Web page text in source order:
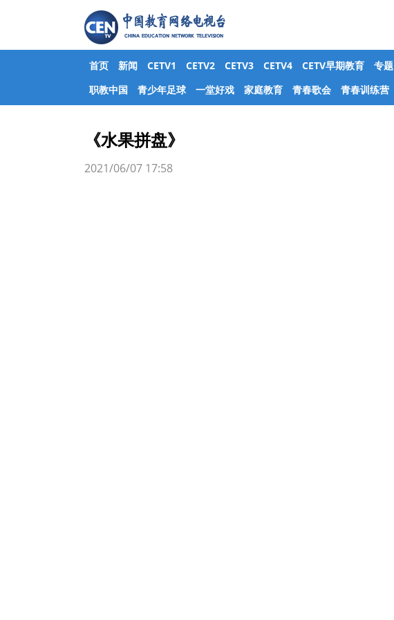
首页 新闻 CETV1 CETV2 CETV3 CETV4 CETV早期教育 专题
职教中国
青少年足球 一堂好戏 家庭教育 青春歌会 青春训练营
《水果拼盘》
2021/06/07 17:58